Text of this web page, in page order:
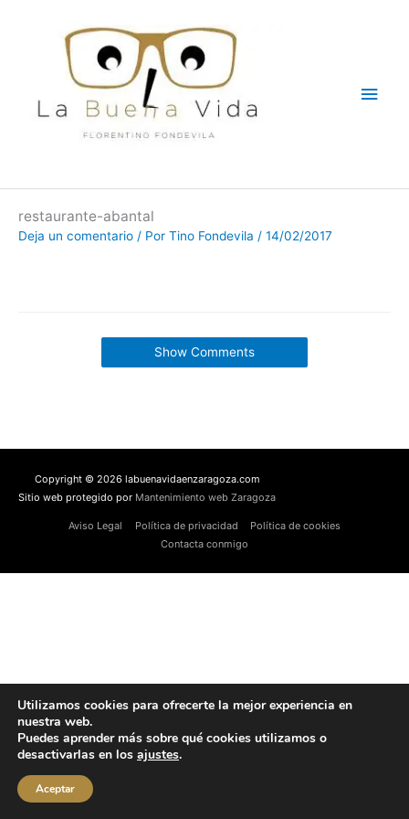
restaurante-abantal
Deja un comentario / Por Tino Fondevila / 14/02/2017
Show Comments
Copyright © 2026 labuenavidaenzaragoza.com
Sitio web protegido por Mantenimiento web Zaragoza
Aviso Legal Política de privacidad
Política de cookies
Contacta conmigo
Utilizamos cookies para ofrecerte la mejor experiencia en
nuestra web.
Puedes aprender más sobre qué cookies utilizamos o
desactivarlas en los ajustes.
Aceptar